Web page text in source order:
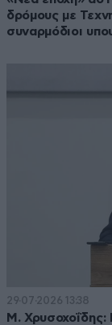
Ευρωβουλευτή
παιδιά από τους
περιφέρεια του
δρόμους με
συναρμόδιοι
29·07·2026 13:38
Μ. Χρυσοχοΐδης: